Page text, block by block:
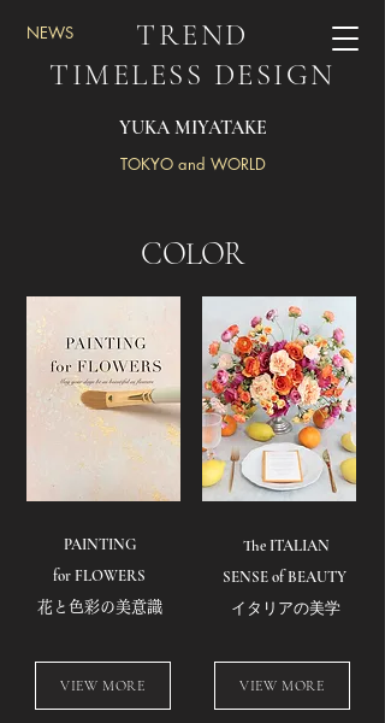
TREND
TIMELESS DESIGN
​NEWS
YUKA MIYATAKE
TOKYO and WORLD
COLOR
PAINTING
for FLOWERS
花と色彩の美意識
VIEW MORE
The ITALIAN
SENSE of BEAUTY
イタリアの美学
VIEW MORE